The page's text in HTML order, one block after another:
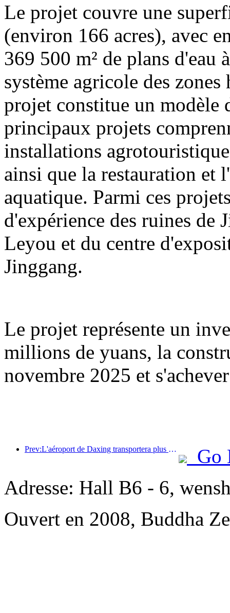
Le projet couvre une
(environ 166 acres), avec
369 500 m² de plans d'eau
système agricole des
projet constitue un modèle
principaux projets
installations
ainsi que la restauration et
aquatique. Parmi ces
d'expérience des ruines de
Leyou et du centre
Jinggang.
Le projet représente un
millions de yuans, la
novembre 2025 et
Prev:L'aéroport de Daxing transportera plus de 1,3 million de passagers pendant les vacances de la « Fête nationale » en 2025
Go
Adresse: Hall B6 - 6,
Ouvert en 2008, Buddha